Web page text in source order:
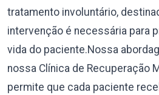
tratamento involuntário,
intervenção é necessária para
vida do paciente.Nossa
nossa Clínica de Recuperação
permite que cada paciente